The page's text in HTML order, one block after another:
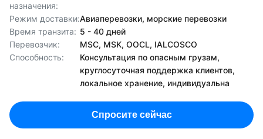
назначения:
Режим доставки:Авиаперевозки, морские перевозки
Время транзита: 5 - 40 дней
Перевозчик:
MSC, MSK, OOCL, IALCOSCO
Способность:
Консультация по опасным грузам,
круглосуточная поддержка клиентов,
локальное хранение, индивидуальна
Спросите сейчас